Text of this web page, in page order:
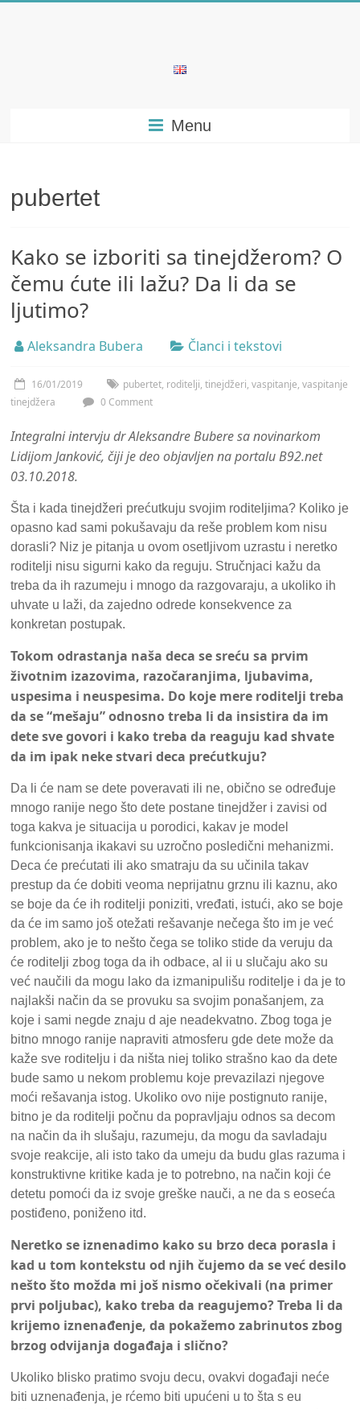
psihijatrije
Menu
pubertet
Kako se izboriti sa tinejdžerom? O
čemu ćute ili lažu? Da li da se
ljutimo?
Aleksandra Bubera Članci i tekstovi
16/01/2019 pubertet, roditelji,tinejdžeri,vaspitanje,vaspitanje
tinejdžera
0 Comment
Integralni intervju dr Aleksandre Bubere sa novinarkom
Lidijom Janković, čiji je deo objavljen na portalu B92.net
03.10.2018.
Šta i kada tinejdžeri prećutkuju svojim roditeljima? Koliko je
opasno kad sami pokušavaju da reše problem kom nisu
dorasli? Niz je pitanja u ovom osetljivom uzrastu i neretko
roditelji nisu sigurni kako da reguju. Stručnjaci kažu da
treba da ih razumeju i mnogo da razgovaraju, a ukoliko ih
uhvate u laži, da zajedno odrede konsekvence za
konkretan postupak.
Tokom odrastanja naša deca se sreću sa prvim
životnim izazovima, razočaranjima, ljubavima,
uspesima i neuspesima. Do koje mere roditelji treba
da se “mešaju” odnosno treba li da insistira da im
dete sve govori i kako treba da reaguju kad shvate
da im ipak neke stvari deca prećutkuju?
Da li će nam se dete poveravati ili ne, obično se određuje
mnogo ranije nego što dete postane tinejdžer i zavisi od
toga kakva je situacija u porodici, kakav je model
funkcionisanja ikakavi su uzročno posledični mehanizmi.
Deca će prećutati ili ako smatraju da su učinila takav
prestup da će dobiti veoma neprijatnu grznu ili kaznu, ako
se boje da će ih roditelji poniziti, vređati, istući, ako se boje
da će im samo još otežati rešavanje nečega što im je već
problem, ako je to nešto čega se toliko stide da veruju da
će roditelji zbog toga da ih odbace, al ii u slučaju ako su
već naučili da mogu lako da izmanipulišu roditelje i da je to
najlakši način da se provuku sa svojim ponašanjem, za
koje i sami negde znaju d aje neadekvatno. Zbog toga je
bitno mnogo ranije napraviti atmosferu gde dete može da
kaže sve roditelju i da ništa niej toliko strašno kao da dete
bude samo u nekom problemu koje prevazilazi njegove
moći rešavanja istog. Ukoliko ovo nije postignuto ranije,
bitno je da roditelji počnu da popravljaju odnos sa decom
na način da ih slušaju, razumeju, da mogu da savladaju
svoje reakcije, ali isto tako da umeju da budu glas razuma i
konstruktivne kritike kada je to potrebno, na način koji će
detetu pomoći da iz svoje greške nauči, a ne da s eoseća
postiđeno, poniženo itd.
Neretko se iznenadimo kako su brzo deca porasla i
kad u tom kontekstu od njih čujemo da se već desilo
nešto što možda mi još nismo očekivali (na primer
prvi poljubac), kako treba da reagujemo? Treba li da
krijemo iznenađenje, da pokažemo zabrinutos zbog
brzog odvijanja događaja i slično?
Ukoliko blisko pratimo svoju decu, ovakvi događaji neće
biti uznenađenja, je rćemo biti upućeni u to šta s eu